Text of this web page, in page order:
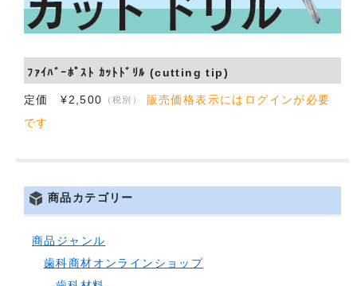
ﾌｧｲﾊﾞｰﾎﾟｽﾄ ｶｯﾄﾄﾞﾘﾙ (cutting tip)
定価 ¥2,500 （税別）
販売価格表示にはログインが必要
です
商品カテゴリー
商品ジャンル
歯科商材オンラインショップ